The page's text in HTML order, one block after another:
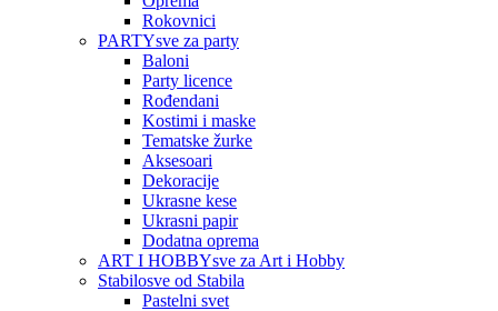
Rokovnici
PARTYsve za party
Baloni
Party licence
Rođendani
Kostimi i maske
Tematske žurke
Aksesoari
Dekoracije
Ukrasne kese
Ukrasni papir
Dodatna oprema
ART I HOBBYsve za Art i Hobby
Stabilosve od Stabila
Pastelni svet